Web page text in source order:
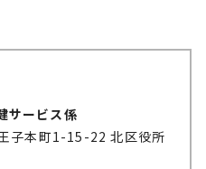
サービス係
子本町1-15-22 北区役所